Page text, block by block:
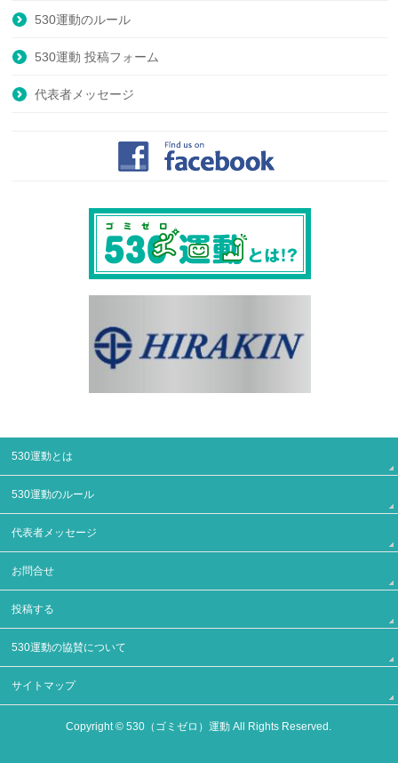
530運動のルール
530運動 投稿フォーム
代表者メッセージ
530運動とは
530運動のルール
代表者メッセージ
お問合せ
投稿する
530運動の協賛について
サイトマップ
Copyright ©530（ゴミゼロ）運動 All Rights Reserved.